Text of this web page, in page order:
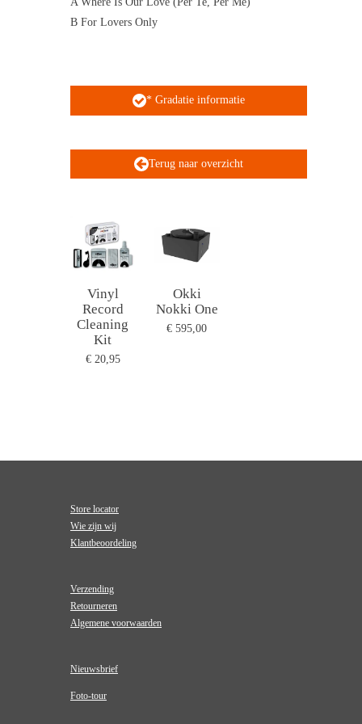
B For Lovers Only
* Gradatie informatie
Terug naar overzicht
Vinyl
Record
Cleaning
Kit
€ 20,95
Okki
Nokki One
€ 595,00
Store locator
Wie zijn wij
Klantbeoordeling
Verzending
Retourneren
Algemene voorwaarden
Nieuwsbrief
Foto-tour